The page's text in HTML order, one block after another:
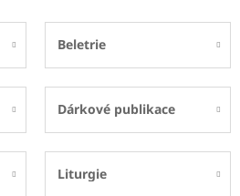
Beletrie
Dárkové publikace
Liturgie